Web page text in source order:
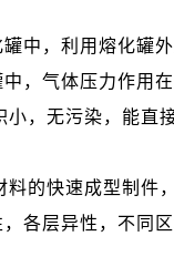
中，利用熔化罐
，气体压力作用
，无污染，能直
的快速成型制件
各层异性，不同